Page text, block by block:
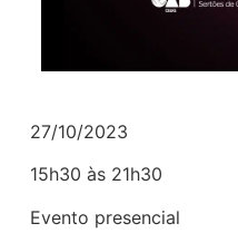
27/10/2023
15h30 às 21h30
Evento presencial